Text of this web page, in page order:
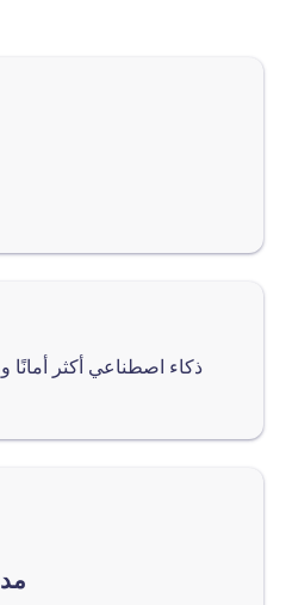
ذكاء اصطناعي أكثر